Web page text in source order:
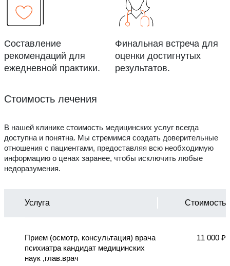
Составление
рекомендаций для
ежедневной практики.
Финальная встреча для
оценки достигнутых
результатов.
Стоимость лечения
В нашей клинике стоимость медицинских услуг всегда
доступна и понятна. Мы стремимся создать доверительные
отношения с пациентами, предоставляя всю необходимую
информацию о ценах заранее, чтобы исключить любые
недоразумения.
Услуга Стоимость
Прием (осмотр, консультация) врача
психиатра кандидат медицинских
наук ,глав.врач
11 000 ₽